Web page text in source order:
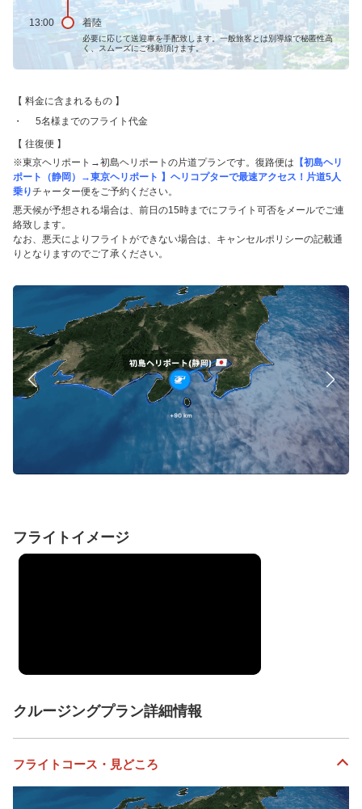
13:00 着陸
必要に応じて送迎車を手配致します。一般旅客とは別導線で秘匿性高
く、スムーズにご移動頂けます。
料金に含まれるもの
5名様までのフライト代金
往復便
※東京ヘリポート→初島ヘリポートの片道プランです。復路便は 【初島ヘリ
ポート（静岡）→東京ヘリポート 】ヘリコプターで最速アクセス！片道5人
乗りチャーター便をご予約ください。
悪天候が予想される場合は、前日の15時までにフライト可否をメールでご連
絡致します。
なお、悪天によりフライトができない場合は、キャンセルポリシーの記載通
りとなりますのでご了承ください。
フライトイメージ
クルージングプラン詳細情報
フライトコース・見どころ